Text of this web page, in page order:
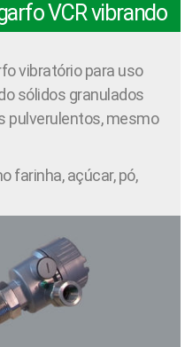
VCR vibrando
vibratório para uso
sólidos granulados
pulverulentos, mesmo
farinha, açúcar, pó,